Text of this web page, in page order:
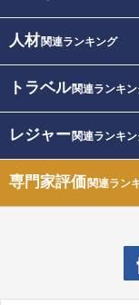
人材関連ランキング
トラベル関連ランキ
レジャー関連ランキ
専門家評価関連ラン